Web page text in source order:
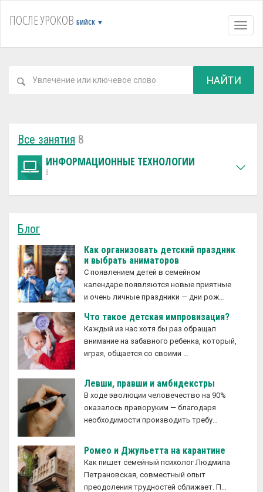
ПОСЛЕ УРОКОВ БИЙСК ▼
НАЙТИ
Все занятия 8
ИНФОРМАЦИОННЫЕ ТЕХНОЛОГИИ
8
Блог
Как организовать детский праздник
и выбрать аниматоров
С появлением детей в семейном
календаре появляются новые приятные
и очень личные праздники — дни рож…
Что такое детская импровизация?
Каждый из нас хотя бы раз обращал
внимание на забавного ребенка, который,
играя, общается со своими …
Левши, правши и амбидекстры
В ходе эволюции человечество на 90%
оказалось праворуким — благодаря
необходимости производить требу…
Ромео и Джульетта на карантине
Как пишет семейный психолог Людмила
Петрановская, совместный опыт
преодоления трудностей сближает. П…